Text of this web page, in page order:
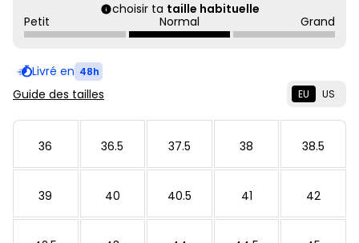
choisir ta taille habituelle
Petit
Normal Grand
Livré en 48h
Guide des tailles EU US
36 36.5 37.5 38 38.5
39 40 40.5 41 42